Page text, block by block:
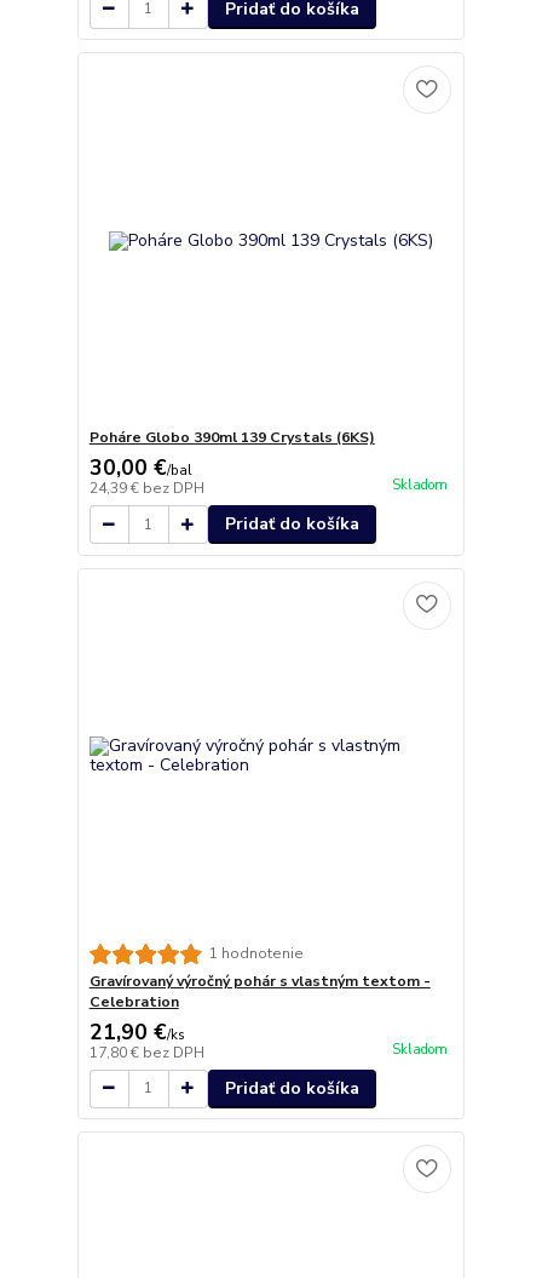
Pridať do košíka
Poháre Globo 390ml 139 Crystals (6KS)
30,00 €/bal
24,39 € bez DPH Skladom
Pridať do košíka
1 hodnotenie
Gravírovaný výročný pohár s vlastným textom -
Celebration
21,90 €/ks
17,80 € bez DPH Skladom
Pridať do košíka